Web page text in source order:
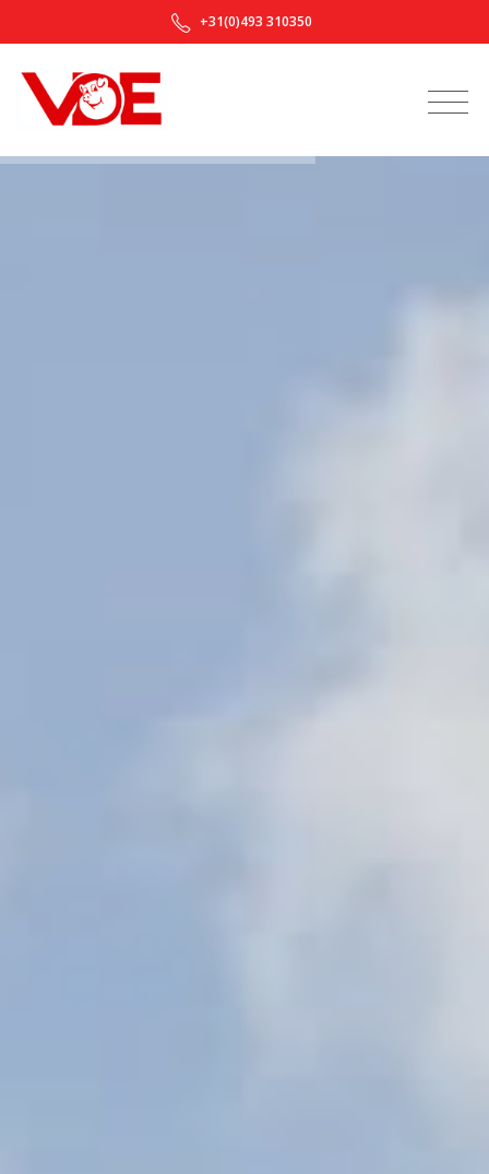
+31(0)493 310350